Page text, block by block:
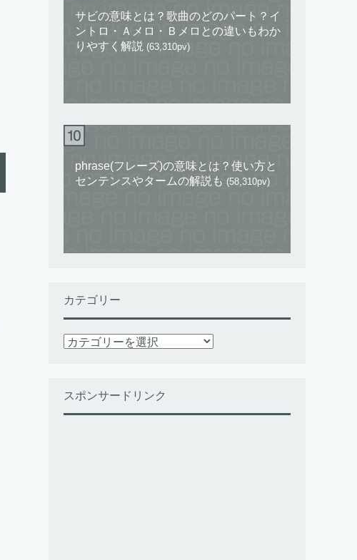
サビの意味とは？歌曲のどのパート？イ
ントロ・Ａメロ・Ｂメロとの違いもわか
りやすく解説 (63,310pv)
phrase(フレーズ)の意味とは？使い方と
センテンスやタームの解説も (58,310pv)
カテゴリー
カ
ー
スポンサードリンク